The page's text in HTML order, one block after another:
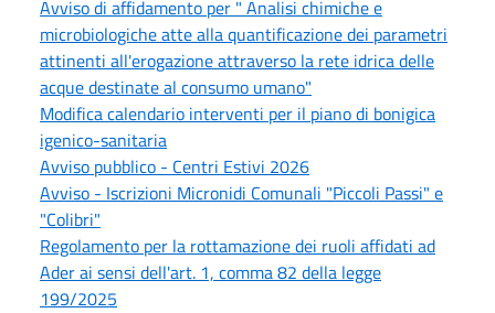
Avviso di affidamento per " Analisi chimiche e
microbiologiche atte alla quantificazione dei parametri
attinenti all'erogazione attraverso la rete idrica delle
acque destinate al consumo umano"
Modifica calendario interventi per il piano di bonigica
igenico-sanitaria
Avviso pubblico - Centri Estivi 2026
Avviso - Iscrizioni Micronidi Comunali "Piccoli Passi" e
"Colibri"
Regolamento per la rottamazione dei ruoli affidati ad
Ader ai sensi dell'art. 1, comma 82 della legge
199/2025